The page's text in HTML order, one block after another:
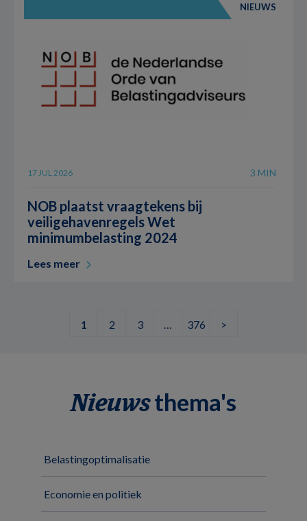
NIEUWS
17 JUL 2026 3 MIN
NOB plaatst vraagtekens bij
veiligehavenregels Wet
minimumbelasting 2024
Lees meer
1 2 3 … 376 >
Nieuwsthema's
Belastingoptimalisatie
Economie en politiek